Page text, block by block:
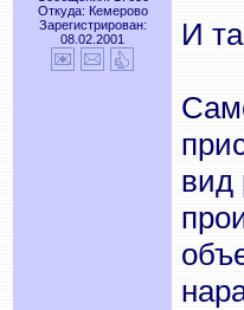
Откуда: Кемерово
Зарегистрирован:
08.02.2001
И
вид